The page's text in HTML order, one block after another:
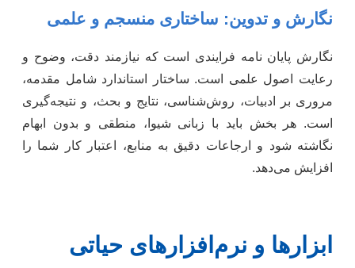
نگارش و تدوین: ساختاری منسجم و علمی
نگارش پایان نامه فرایندی است که نیازمند دقت، وضوح و
رعایت اصول علمی است. ساختار استاندارد شامل مقدمه،
مروری بر ادبیات، روش‌شناسی، نتایج و بحث، و نتیجه‌گیری
است. هر بخش باید با زبانی شیوا، منطقی و بدون ابهام
نگاشته شود و ارجاعات دقیق به منابع، اعتبار کار شما را
افزایش می‌دهد.
ابزارها و نرم‌افزارهای حیاتی